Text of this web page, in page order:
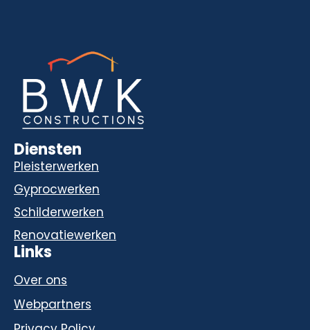
Diensten
Pleisterwerken
Gyprocwerken
Schilderwerken
Renovatiewerken
Links
Over ons
Webpartners